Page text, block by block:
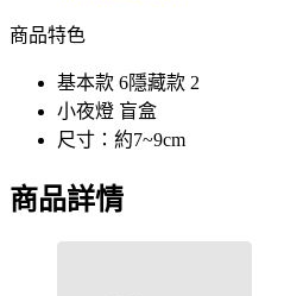
商品特色
基本款 6隱藏款 2
小夜燈 盲盒
尺寸：約7~9cm
商品詳情